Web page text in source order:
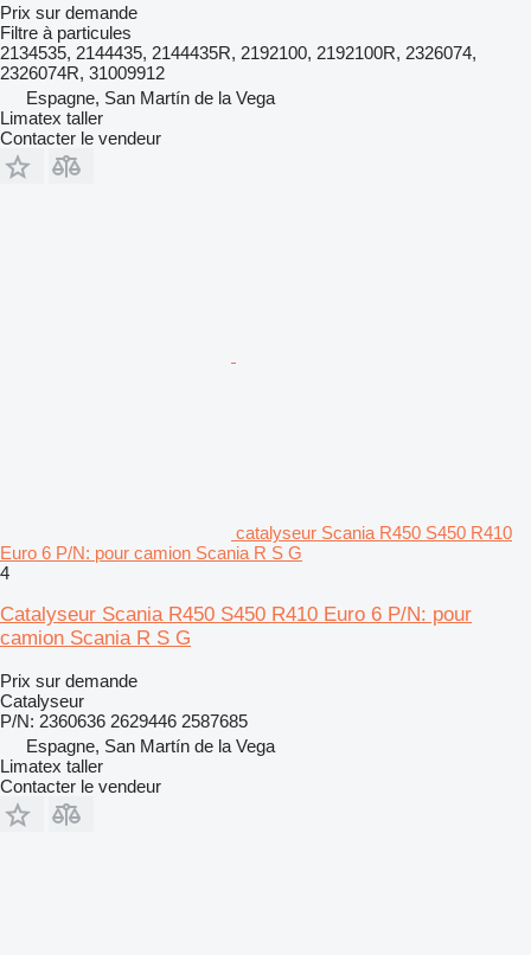
Prix sur demande
Filtre à particules
2134535, 2144435, 2144435R, 2192100, 2192100R, 2326074,
2326074R, 31009912
Espagne, San Martín de la Vega
Limatex taller
Contacter le vendeur
catalyseur Scania R450 S450 R410
Euro 6 P/N: pour camion Scania R S G
4
Catalyseur Scania R450 S450 R410 Euro 6 P/N: pour
camion Scania R S G
Prix sur demande
Catalyseur
P/N: 2360636 2629446 2587685
Espagne, San Martín de la Vega
Limatex taller
Contacter le vendeur